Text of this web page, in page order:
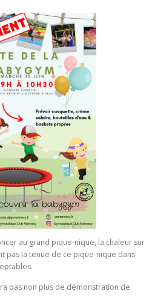
au grand pique-nique, la chaleur sur
pas la tenue de ce pique-nique dans
pas non plus de démonstration de